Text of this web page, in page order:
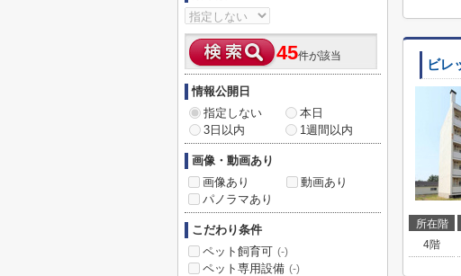
ビレ
所在階
4階
45件が該当
情報公開日
指定しない
本日
3日以内
1週間以内
画像・動画あり
画像あり
動画あり
パノラマあり
こだわり条件
ペット飼育可 (-)
ペット専用設備 (-)